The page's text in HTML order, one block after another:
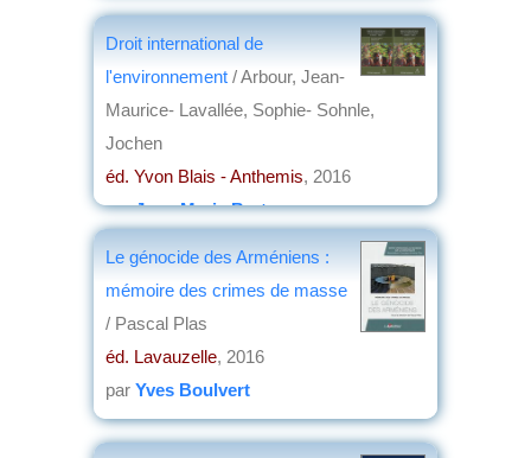
Droit international de
l'environnement / Arbour, Jean-
Maurice- Lavallée, Sophie- Sohnle,
Jochen
éd. Yvon Blais - Anthemis, 2016
parJean-Marie Breton
Le génocide des Arméniens :
mémoire des crimes de masse
/ Pascal Plas
éd. Lavauzelle, 2016
par Yves Boulvert